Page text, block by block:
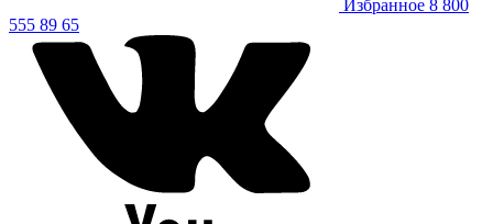
Избранное 8 800
555 89 65